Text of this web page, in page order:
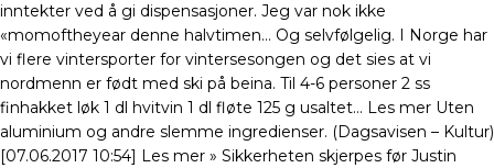
inntekter ved å gi dispensasjoner. Jeg var nok ikke
«momoftheyear denne halvtimen… Og selvfølgelig. I Norge har
vi flere vintersporter for vintersesongen og det sies at vi
nordmenn er født med ski på beina. Til 4-6 personer 2 ss
finhakket løk 1 dl hvitvin 1 dl fløte 125 g usaltet… Les mer Uten
aluminium og andre slemme ingredienser. (Dagsavisen – Kultur)
[07.06.2017 10:54] Les mer » Sikkerheten skjerpes før Justin